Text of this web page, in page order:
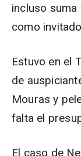
incluso suma
como
Estuvo en el
de
Mouras y
falta el
El caso de